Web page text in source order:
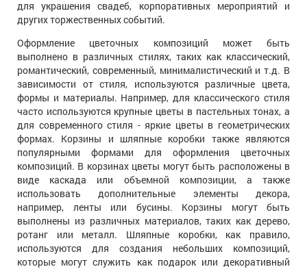
для украшения свадеб, корпоративных мероприятий и
других торжественных событий.
Оформление цветочных композиций может быть
выполнено в различных стилях, таких как классический,
романтический, современный, минималистический и т.д. В
зависимости от стиля, используются различные цвета,
формы и материалы. Например, для классического стиля
часто используются крупные цветы в пастельных тонах, а
для современного стиля - яркие цветы в геометрических
формах. Корзины и шляпные коробки также являются
популярными формами для оформления цветочных
композиций. В корзинах цветы могут быть расположены в
виде каскада или объемной композиции, а также
использовать дополнительные элементы декора,
например, ленты или бусины. Корзины могут быть
выполнены из различных материалов, таких как дерево,
ротанг или металл. Шляпные коробки, как правило,
используются для создания небольших композиций,
которые могут служить как подарок или декоративный